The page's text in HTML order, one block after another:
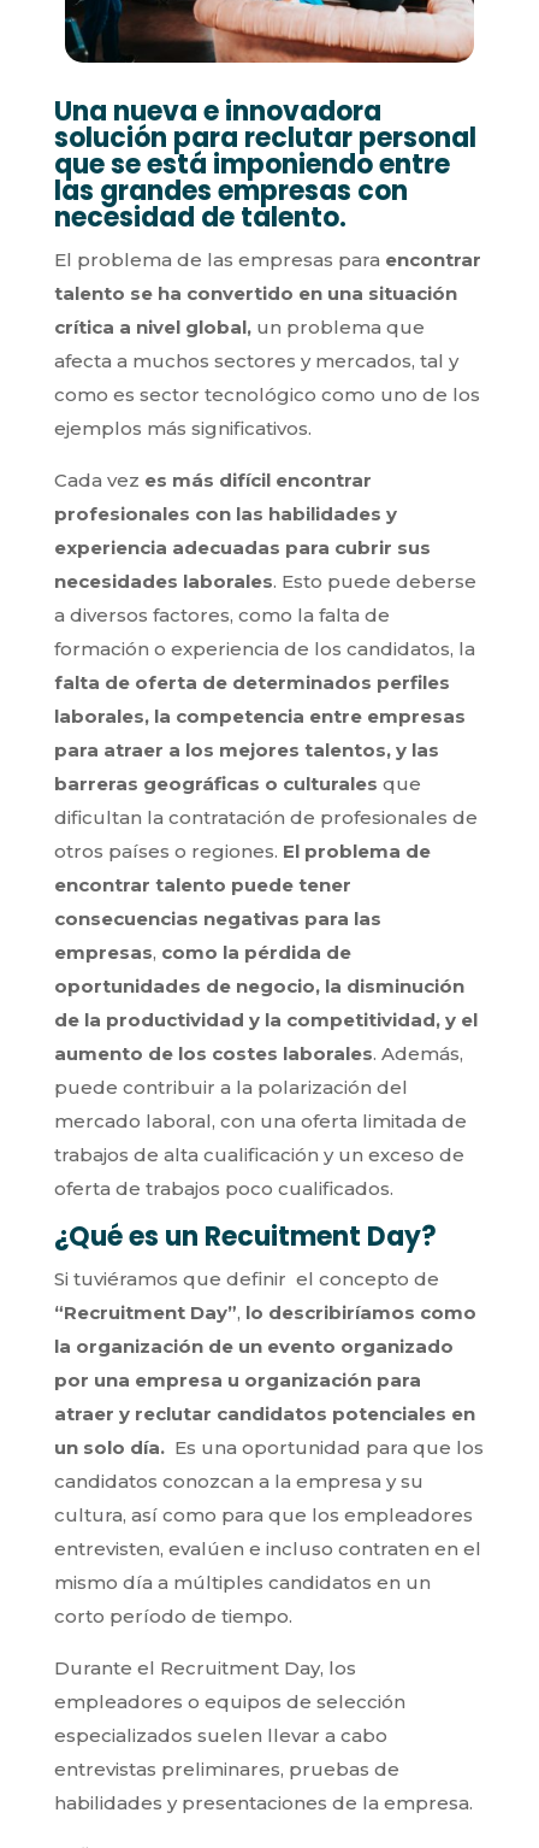
Una nueva e innovadora
solución para reclutar personal
que se está imponiendo entre
las grandes empresas con
necesidad de talento.
El problema de las empresas para encontrar
talento se ha convertido en una situación
crítica a nivel global,un problema que
afecta a muchos sectores y mercados, tal y
como es sector tecnológico como uno de los
ejemplos más significativos.
Cada vez es más difícil encontrar
profesionales con las habilidades y
experiencia adecuadas para cubrir sus
necesidades laborales. Esto puede deberse
a diversos factores, como la falta de
formación o experiencia de los candidatos, la
falta de oferta de determinados perfiles
laborales, la competencia entre empresas
para atraer a los mejores talentos, y las
barreras geográficas o culturales que
dificultan la contratación de profesionales de
otros países o regiones. El problema de
encontrar talento puede tener
consecuencias negativas para las
empresas, como la pérdida de
oportunidades de negocio, la disminución
de la productividad y la competitividad, y el
aumento de los costes laborales. Además,
puede contribuir a la polarización del
mercado laboral, con una oferta limitada de
trabajos de alta cualificación y un exceso de
oferta de trabajos poco cualificados.
¿Qué es un Recuitment Day?
Si tuviéramos que definir el concepto de
“Recruitment Day”, lo describiríamos como
la organización de un evento organizado
por una empresa u organización para
atraer y reclutar candidatos potenciales en
un solo día. Es una oportunidad para que los
candidatos conozcan a la empresa y su
cultura, así como para que los empleadores
entrevisten, evalúen e incluso contraten en el
mismo día a múltiples candidatos en un
corto período de tiempo.
Durante el Recruitment Day, los
empleadores o equipos de selección
especializados suelen llevar a cabo
entrevistas preliminares, pruebas de
habilidades y presentaciones de la empresa.